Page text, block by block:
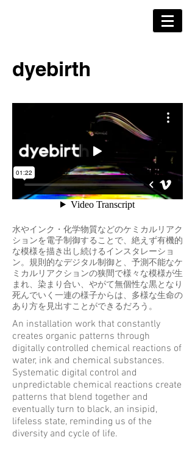
​dyebirth
水やインク・化学物質などのケミカルリアク
ションを電子制御することで、絶えず有機的
な模様を描き出し続けるインスタレーショ
ン。規則的なデジタル制御と、予測不能なケ
ミカルリアクションの狭間で様々な模様が生
まれ、染まり合い、やがて無個性な黒となり
死んでいく一連の様子からは、多様な生命の
あり方を見出すことができるだろう。
An installation work that constantly
creates organic patterns through
digitally controlled chemical reactions of
water, ink and chemical substances.
Systematic digital control and
unpredictable chemical reactions create
patterns that blend together and
eventually turn to black, an insipid,
lifeless state, reminding us of the
diversity and cycle of life.